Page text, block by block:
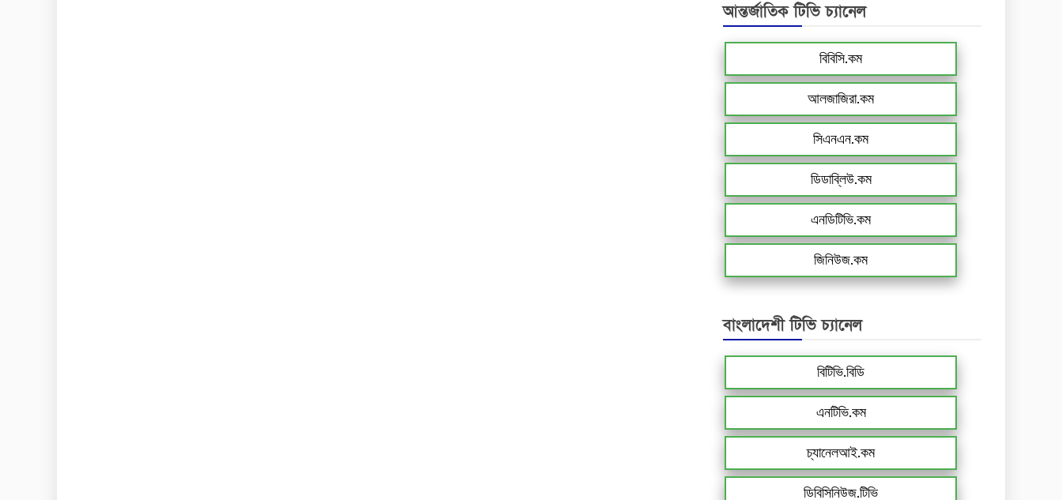
আন্তর্জাতিক টিভি চ্যানেল
বিবিসি.কম
আলজাজিরা.কম
সিএনএন.কম
ডিডাব্লিউ.কম
এনডিটিভি.কম
জিনিউজ.কম
বাংলাদেশী টিভি চ্যানেল
বিটিভি.বিডি
এনটিভি.কম
চ্যানেলআই.কম
ডিবিসিনিউজ.টিভি